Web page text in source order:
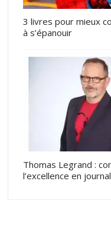
3 livres pour mieux
à s’épanouir
Thomas Legrand :
l’excellence en